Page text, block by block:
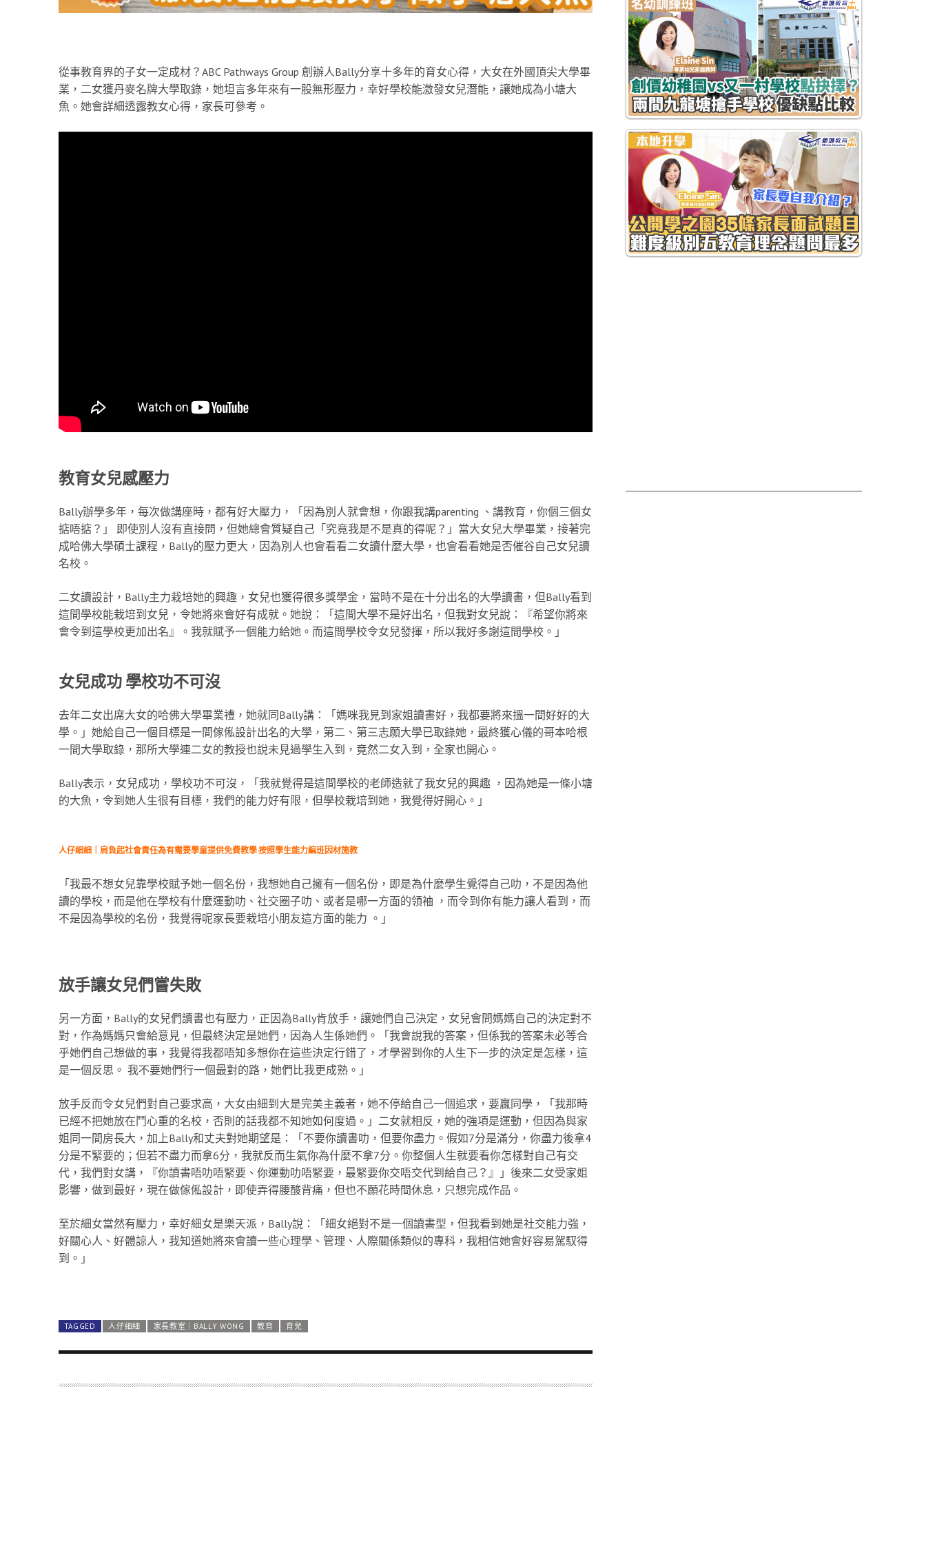
從事教育界的子女一定成材？ABC Pathways Group 創辦人Bally分享十多年的育女心得，大女在外國頂尖大學畢
業，二女獲丹麥名牌大學取錄，她坦言多年來有一股無形壓力，幸好學校能激發女兒潛能，讓她成為小塘大
魚。她會詳細透露教女心得，家長可參考。
教育女兒感壓力
Bally辦學多年，每次做講座時，都有好大壓力，「因為別人就會想，你跟我講parenting 、講教育，你個三個女
掂唔掂？」 即使別人沒有直接問，但她總會質疑自己「究竟我是不是真的得呢？」當大女兒大學畢業，接著完
成哈佛大學碩士課程，Bally的壓力更大，因為別人也會看看二女讀什麼大學，也會看看她是否催谷自己女兒讀
名校。
二女讀設計，Bally主力栽培她的興趣，女兒也獲得很多獎學金，當時不是在十分出名的大學讀書，但Bally看到
這間學校能栽培到女兒，令她將來會好有成就。她說：「這間大學不是好出名，但我對女兒說：『希望你將來
會令到這學校更加出名』。我就賦予一個能力給她。而這間學校令女兒發揮，所以我好多謝這間學校。」
女兒成功 學校功不可沒
去年二女出席大女的哈佛大學畢業禮，她就同Bally講：「媽咪我見到家姐讀書好，我都要將來搵一間好好的大
學。」她給自己一個目標是一間傢俬設計出名的大學，第二、第三志願大學已取錄她，最終獲心儀的哥本哈根
一間大學取錄，那所大學連二女的教授也說未見過學生入到，竟然二女入到，全家也開心。
Bally表示，女兒成功，學校功不可沒，「我就覺得是這間學校的老師造就了我女兒的興趣 ，因為她是一條小塘
的大魚，令到她人生很有目標，我們的能力好有限，但學校栽培到她，我覺得好開心。」
人仔細細｜肩負起社會責任為有需要學童提供免費教學 按照學生能力編班因材施教
「我最不想女兒靠學校賦予她一個名份，我想她自己擁有一個名份，即是為什麼學生覺得自己叻，不是因為他
讀的學校，而是他在學校有什麼運動叻、社交圈子叻、或者是哪一方面的領袖 ，而令到你有能力讓人看到，而
不是因為學校的名份，我覺得呢家長要栽培小朋友這方面的能力 。」
放手讓女兒們嘗失敗
另一方面，Bally的女兒們讀書也有壓力，正因為Bally肯放手，讓她們自己決定，女兒會問媽媽自己的決定對不
對，作為媽媽只會給意見，但最終決定是她們，因為人生係她們。「我會說我的答案，但係我的答案未必等合
乎她們自己想做的事，我覺得我都唔知多想你在這些決定行錯了，才學習到你的人生下一步的決定是怎樣，這
是一個反思。 我不要她們行一個最對的路，她們比我更成熟。」
放手反而令女兒們對自己要求高，大女由細到大是完美主義者，她不停給自己一個追求，要贏同學，「我那時
已經不把她放在鬥心重的名校，否則的話我都不知她如何度過。」二女就相反，她的強項是運動，但因為與家
姐同一間房長大，加上Bally和丈夫對她期望是：「不要你讀書叻，但要你盡力。假如7分是滿分，你盡力後拿4
分是不緊要的；但若不盡力而拿6分，我就反而生氣你為什麼不拿7分。你整個人生就要看你怎樣對自己有交
代，我們對女講，『你讀書唔叻唔緊要、你運動叻唔緊要，最緊要你交唔交代到給自己？』」後來二女受家姐
影響，做到最好，現在做傢俬設計，即使弄得腰酸背痛，但也不願花時間休息，只想完成作品。
至於細女當然有壓力，幸好細女是樂天派，Bally說：「細女絕對不是一個讀書型，但我看到她是社交能力強，
好關心人、好體諒人，我知道她將來會讀一些心理學、管理、人際關係類似的專科，我相信她會好容易駕馭得
到。」
不把女兒互相比較
從事教育多年，Bally養育女兒有4個重點。首先她說：「我要很小心地處理我的思想，我要很堅持我覺得什麼